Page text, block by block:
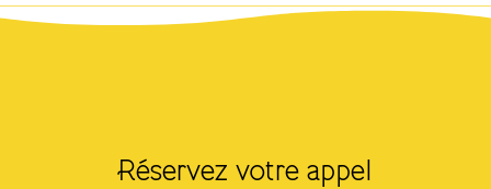
Réservez votre appel